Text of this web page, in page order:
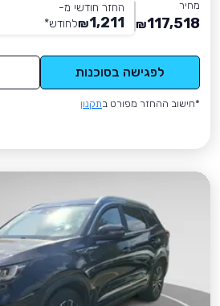
מחיר
117,518
₪
החזר חודשי מ-
1,211
₪לחודש*
לפגישה בסוכנות
*חישוב ההחזר מפורט בתקנון